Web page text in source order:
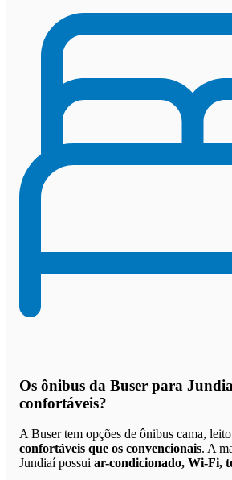
Os ônibus da Buser para
confortáveis?
A Buser tem opções de ônibus cama,
confortáveis que os convencionais. A
Jundiaí possui ar-condicionado, Wi-Fi,